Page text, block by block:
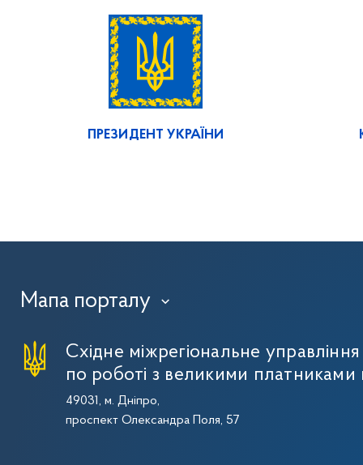
ПРЕЗИДЕНТ УКРАЇНИ
Мапа порталу ›
Східне міжрегіональне
по роботі з великими платниками
49031, м. Дніпро,
проспект Олександра Поля, 57